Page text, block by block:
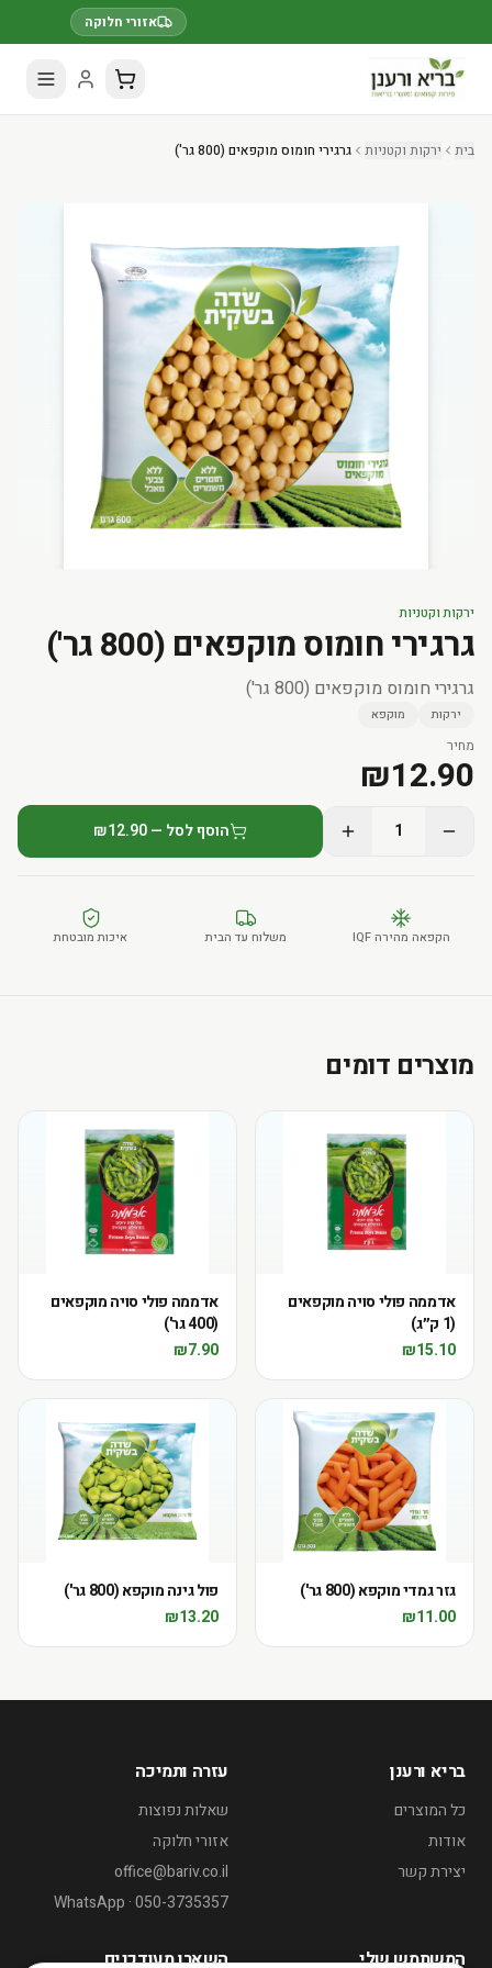
אזורי חלוקה
בית ירקות וקטניות גרגירי חומוס מוקפאים (800 גר')
ירקות וקטניות
גרגירי חומוס מוקפאים (800 גר')
גרגירי חומוס מוקפאים (800 גר')
ירקות מוקפא
מחיר
₪12.90
1 הוסף לסל — ₪12.90
הקפאה מהירה IQF משלוח עד הבית איכות מובטחת
מוצרים דומים
אדממה פולי סויה מוקפאים
(1 ק״ג)
₪15.10
אדממה פולי סויה מוקפאים
(400 גר')
₪7.90
גזר גמדי מוקפא (800 גר')
₪11.00
פול גינה מוקפא (800 גר')
₪13.20
בריא ורענן
כל המוצרים
אודות
יצירת קשר
עזרה ותמיכה
שאלות נפוצות
אזורי חלוקה
office@bariv.co.il
WhatsApp · 050-3735357
המשתמש שלי השארו מעודכנים